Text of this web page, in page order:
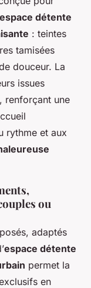
espace détente
: teintes
tamisées
douceur. La
issues
, renforçant une
rythme et aux
ou
adaptés
espace détente
permet la
en